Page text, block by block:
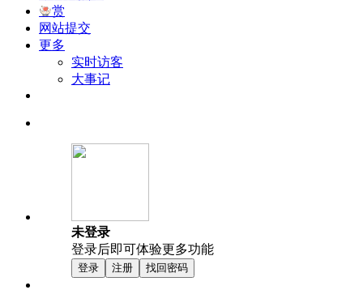
赏
网站提交
更多
实时访客
大事记
未登录
登录后即可体验更多功能
登录 注册 找回密码